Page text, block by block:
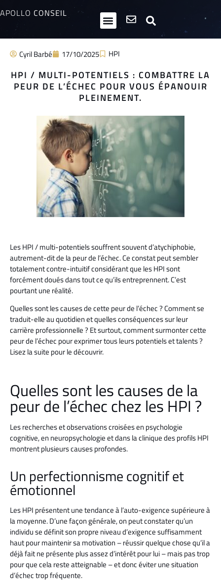
APOLLO CONSEIL
Cyril Barbé 17/10/2025 HPI
HPI / MULTI-POTENTIELS : COMBATTRE LA
PEUR DE L’ÉCHEC POUR VOUS ÉPANOUIR
PLEINEMENT.
Les HPI / multi-potentiels souffrent souvent d’atychiphobie,
autrement-dit de la peur de l’échec. Ce constat peut sembler
totalement contre-intuitif considérant que les HPI sont
forcément doués dans tout ce qu’ils entreprennent. C’est
pourtant une réalité.
Quelles sont les causes de cette peur de l’échec ? Comment se
traduit-elle au quotidien et quelles conséquences sur leur
carrière professionnelle ? Et surtout, comment surmonter cette
peur de l’échec pour exprimer tous leurs potentiels et talents ?
Lisez la suite pour le découvrir.
Quelles sont les causes de la
peur de l’échec chez les HPI ?
Les recherches et observations croisées en psychologie
cognitive, en neuropsychologie et dans la clinique des profils HPI
montrent plusieurs causes profondes.
Un perfectionnisme cognitif et
émotionnel
Les HPI présentent une tendance à l’auto-exigence supérieure à
la moyenne. D’une façon générale, on peut constater qu’un
individu se définit son propre niveau d’exigence suffisamment
haut pour maintenir sa motivation – réussir quelque chose qu’il a
déjà fait ne présente plus assez d’intérêt pour lui – mais pas trop
pour que cela reste atteignable – et donc éviter une situation
d’échec trop fréquente.